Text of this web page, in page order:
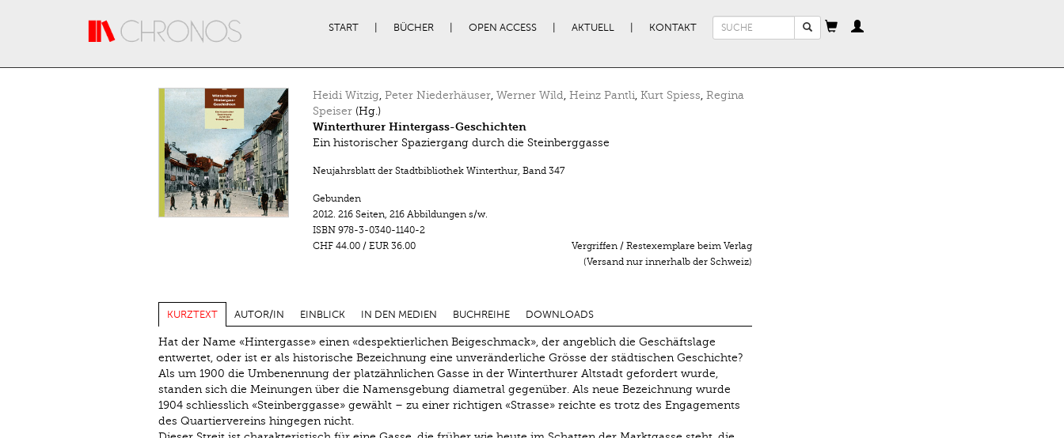
START BÜCHER OPEN ACCESS AKTUELL KONTAKT
Suchformular
Heidi Witzig, Peter Niederhäuser, Werner Wild, Heinz Pantli, Kurt Spiess, Regina
Speiser(Hg.)
Winterthurer Hintergass-Geschichten
Ein historischer Spaziergang durch die Steinberggasse
Neujahrsblatt der Stadtbibliothek Winterthur, Band 347
Gebunden
2012. 216 Seiten, 216 Abbildungen s/w.
ISBN 978-3-0340-1140-2
CHF 44.00/ EUR 36.00
Vergriffen / Restexemplare beim Verlag
(Versand nur innerhalb der Schweiz)
KURZTEXT AUTOR/IN EINBLICK IN DEN MEDIEN BUCHREIHE DOWNLOADS
Hat der Name «Hintergasse» einen «despektierlichen Beigeschmack», der angeblich die Geschäftslage
entwertet, oder ist er als historische Bezeichnung eine unveränderliche Grösse der städtischen Geschichte?
Als um 1900 die Umbenennung der platzähnlichen Gasse in der Winterthurer Altstadt gefordert wurde,
standen sich die Meinungen über die Namensgebung diametral gegenüber. Als neue Bezeichnung wurde
1904 schliesslich «Steinberggasse» gewählt – zu einer richtigen «Strasse» reichte es trotz des Engagements
des Quartiervereins hingegen nicht.